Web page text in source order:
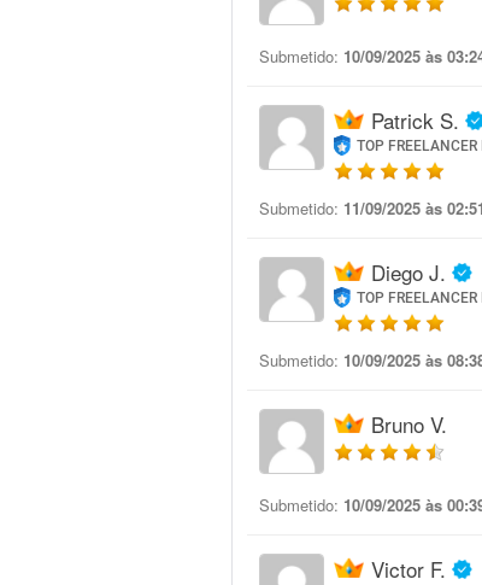
Submetido: 10/09/2025 às
Patrick S.
TOP FREELANCER
Submetido: 11/09/2025 às 02:51
Diego J.
TOP FREELANCER
Submetido: 10/09/2025 às
Bruno V.
Submetido: 10/09/2025 às
Victor F.